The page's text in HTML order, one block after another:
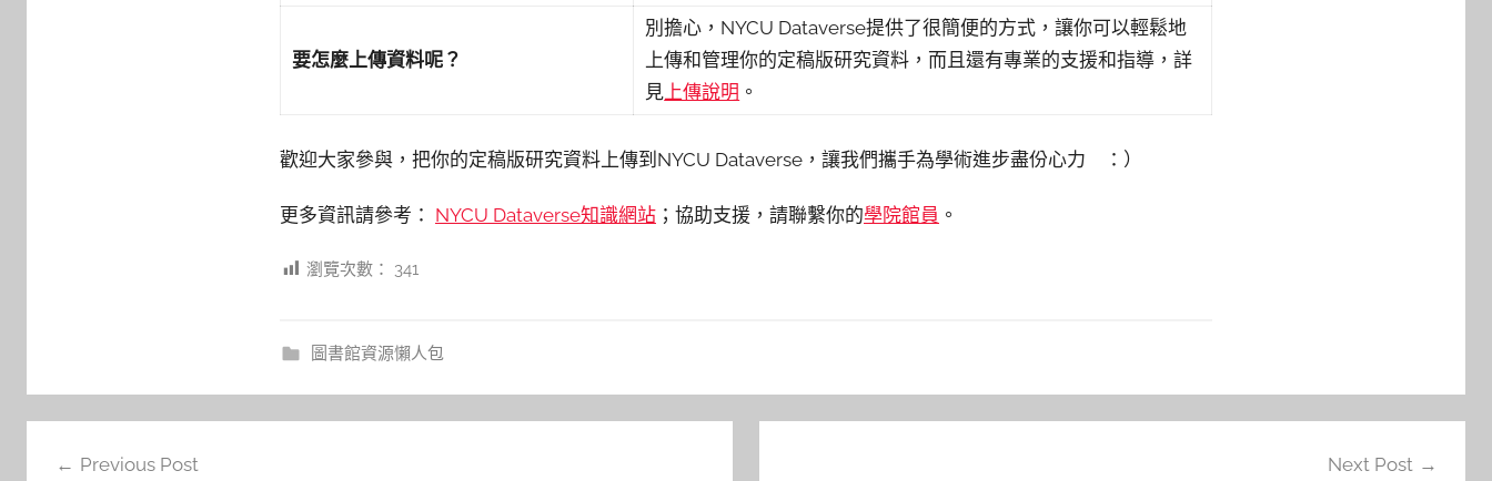
要怎麼上傳資料呢？
別擔心，NYCU Dataverse提供了很簡便的方式，讓你可以輕鬆地
上傳和管理你的定稿版研究資料，而且還有專業的支援和指導，詳
見上傳說明 。
歡迎大家參與，把你的定稿版研究資料上傳到NYCU Dataverse，讓我們攜手為學術進步盡份心力 ：）
更多資訊請參考： NYCU Dataverse知識網站 ；協助支援，請聯繫你的學院館員 。
瀏覽次數： 341
圖書館資源懶人包
Previous Post Next Post